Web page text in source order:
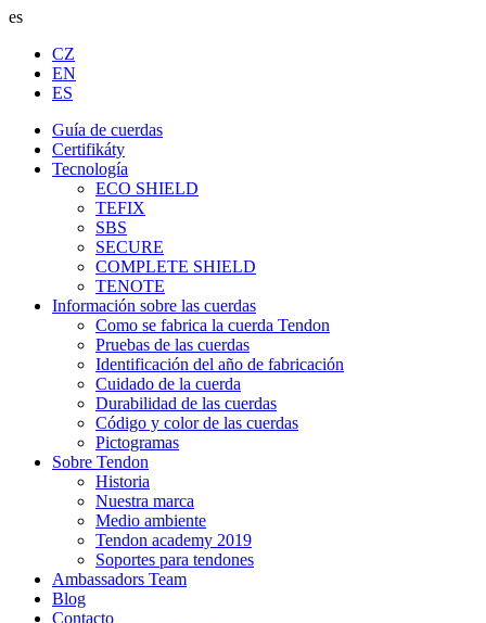
es
CZ
EN
ES
Guía de cuerdas
Certifikáty
Tecnología
ECO SHIELD
TEFIX
SBS
SECURE
COMPLETE SHIELD
TENOTE
Información sobre las cuerdas
Como se fabrica la cuerda Tendon
Pruebas de las cuerdas
Identificación del año de fabricación
Cuidado de la cuerda
Durabilidad de las cuerdas
Código y color de las cuerdas
Pictogramas
Sobre Tendon
Historia
Nuestra marca
Medio ambiente
Tendon academy 2019
Soportes para tendones
Ambassadors Team
Blog
Contacto